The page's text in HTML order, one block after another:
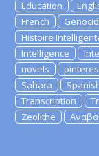
Education
French
Histoire
Intelligence
novels
Sahara
Transcription
Zeolithe